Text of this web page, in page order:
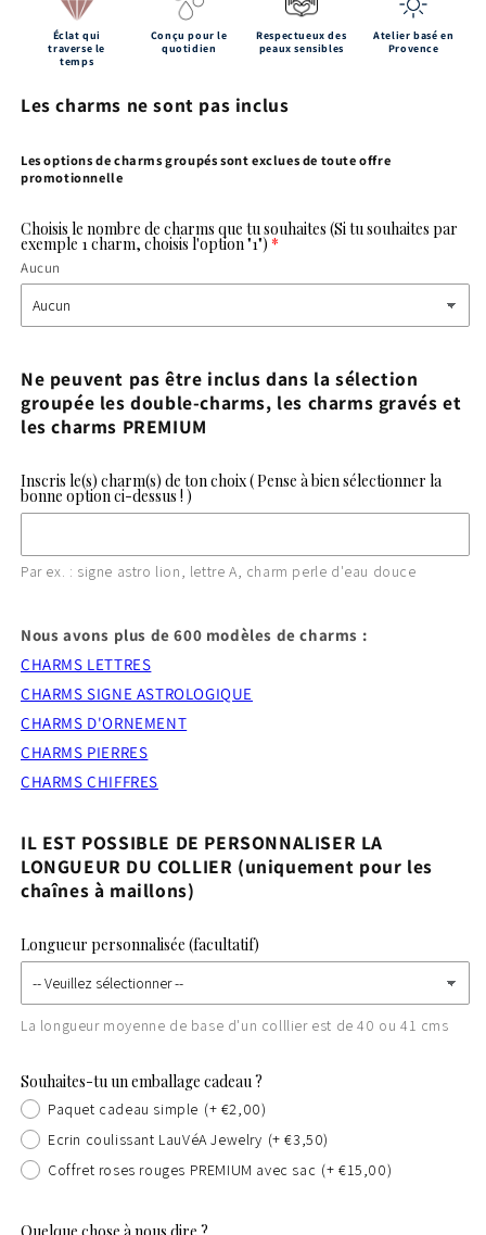
Éclat qui
traverse le
temps
Conçu pour le
quotidien
Respectueux des
peaux sensibles
Atelier basé en
Provence
Les charms ne sont pas inclus
Les options de charms groupés sont exclues de toute offre
promotionnelle
Choisis le nombre de charms que tu souhaites (Si tu souhaites par
exemple 1 charm, choisis l'option "1")
Aucun
Ne peuvent pas être inclus dans la sélection
groupée les double-charms, les charms gravés et
les charms PREMIUM
Inscris le(s) charm(s) de ton choix ( Pense à bien sélectionner la
bonne option ci-dessus ! )
Par ex. : signe astro lion, lettre A, charm perle d'eau douce
Nous avons plus de 600 modèles de charms :
CHARMS LETTRES
CHARMS SIGNE ASTROLOGIQUE
CHARMS D'ORNEMENT
CHARMS PIERRES
CHARMS CHIFFRES
IL EST POSSIBLE DE PERSONNALISER LA
LONGUEUR DU COLLIER (uniquement pour les
chaînes à maillons)
Longueur personnalisée (facultatif)
La longueur moyenne de base d'un colllier est de 40 ou 41 cms
Souhaites-tu un emballage cadeau ?
Paquet cadeau simple (+ €2,00)
Ecrin coulissant LauVéA Jewelry (+ €3,50)
Coffret roses rouges PREMIUM avec sac (+ €15,00)